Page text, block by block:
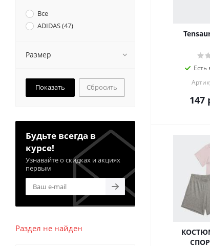
Есть
147
Все
ADIDAS (47)
Размер
Сбросить
Будьте всегда в
курсе!
Узнавайте о скидках и акциях
первым
Раздел не найден